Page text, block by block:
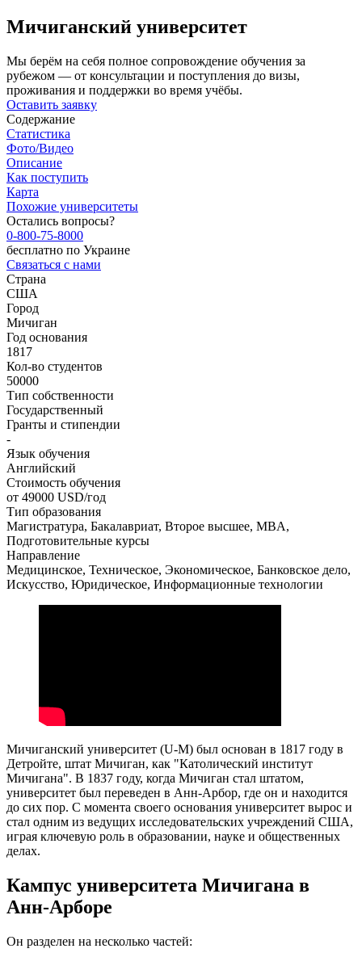
Мичиганский университет
Мы берём на себя полное сопровождение обучения за
рубежом — от консультации и поступления до визы,
проживания и поддержки во время учёбы.
Оставить заявку
Содержание
Статистика
Фото/Видео
Описание
Как поступить
Карта
Похожие университеты
Остались вопросы?
0-800-75-8000
бесплатно по Украине
Связаться с нами
Страна
США
Город
Мичиган
Год основания
1817
Кол-во студентов
50000
Тип собственности
Государственный
Гранты и стипендии
-
Язык обучения
Английский
Стоимость обучения
от 49000 USD/год
Тип образования
Магистратура, Бакалавриат, Второе высшее, MBA,
Подготовительные курсы
Направление
Медицинское, Техническое, Экономическое, Банковское дело,
Искусство, Юридическое, Информационные технологии
Мичиганский университет (U-M) был основан в 1817 году в
Детройте, штат Мичиган, как "Католический институт
Мичигана". В 1837 году, когда Мичиган стал штатом,
университет был переведен в Анн-Арбор, где он и находится
до сих пор. С момента своего основания университет вырос и
стал одним из ведущих исследовательских учреждений США,
играя ключевую роль в образовании, науке и общественных
делах.
Кампус университета Мичигана в
Анн-Арборе
Он разделен на несколько частей: